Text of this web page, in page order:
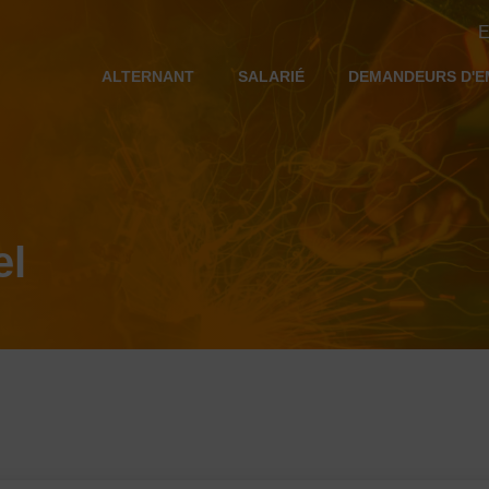
ALTERNANT SALARIÉ DEMANDEURS